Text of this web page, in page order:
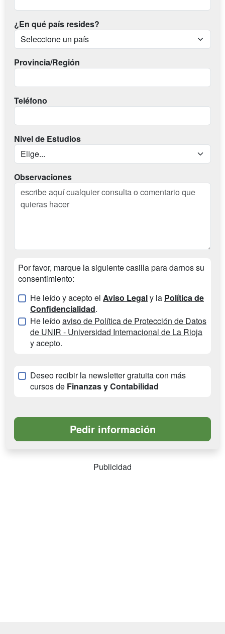
¿En qué país resides?
Provincia/Región
Teléfono
Nivel de Estudios
Observaciones
Por favor, marque la siguiente casilla para darnos su
consentimiento:
He leído y acepto el Aviso Legaly la Política de
Confidencialidad.
He leídoaviso de Política de Protección de Datos
de UNIR - Universidad Internacional de La Rioja
y acepto.
Deseo recibir la newsletter gratuita con más
cursos de Finanzas y Contabilidad
Publicidad